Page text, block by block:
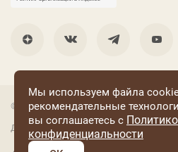
© 2001 Группа компаний «Конфаэль»
Дизайн —RUSO
Мы используем файла
рекомендательные
вы соглашаетесь с
конфиденциальности